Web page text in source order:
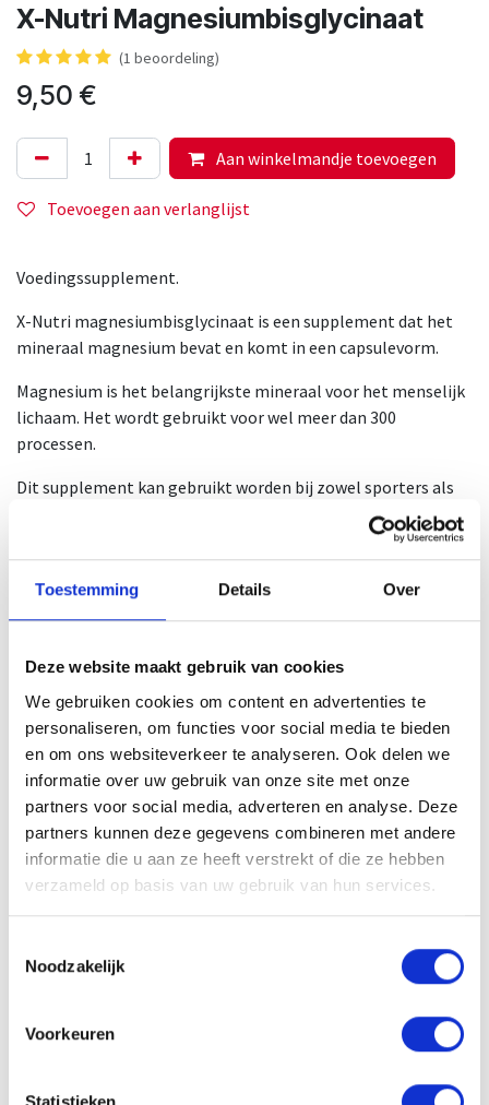
Toestemming Details Over
Deze website maakt gebruik van cookies
We gebruiken cookies om content en advertenties te
personaliseren, om functies voor social media te bieden
en om ons websiteverkeer te analyseren. Ook delen we
informatie over uw gebruik van onze site met onze
partners voor social media, adverteren en analyse. Deze
partners kunnen deze gegevens combineren met andere
informatie die u aan ze heeft verstrekt of die ze hebben
verzameld op basis van uw gebruik van hun services.
Noodzakelijk
Voorkeuren
X-Nutri Magnesiumbisglycinaat
(1 beoordeling)
9,50 €
Aan winkelmandje toevoegen
Toevoegen aan verlanglijst
Voedingssupplement.
X-Nutri magnesiumbisglycinaat is een supplement dat het
mineraal magnesium bevat en komt in een capsulevorm.
Magnesium is het belangrijkste mineraal voor het menselijk
lichaam. Het wordt gebruikt voor wel meer dan 300
processen.
Dit supplement kan gebruikt worden bij zowel sporters als
De formule bevat magnesium maar ook vitamine B6 voor de
opname van de magnesium te bevorderen.
Lees hier de talrijke voordelen van deze ingrediënten.
1 potje bevat 120 capsules.
Gebruiksadvies
Aanbevolen dagportie: 2 capsules per dag in te nemen tijdens
het avondmaal met een groot glas (200 ml) water. De
aanbevolen dagelijkse dosis niet overschrijden.
Voedingssupplementen vervangen geen gevarieerde en
evenwichtige voeding noch een gezonde levensstijl. Koel en
droog bewaren, buiten bereik van jonge kinderen. Plaats van
herkomst: EU.
Ingrediënten per dagportie: 2 capsules
omhulling: pullulan, vulstof: microkristallijne cellulose,
taurine 100 mg, antiklontermiddel: magnesiumzouten van
vetzuren, pyridoxinehydrochloride (1,24 mg vitamine B6,